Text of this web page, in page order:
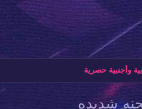
وأجنبية حصرية
شديده